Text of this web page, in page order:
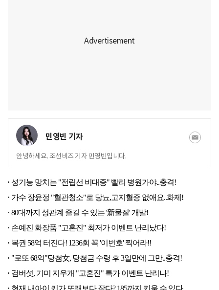
민영빈 기자
안녕하세요. 조선비즈 기자 민영빈입니다.